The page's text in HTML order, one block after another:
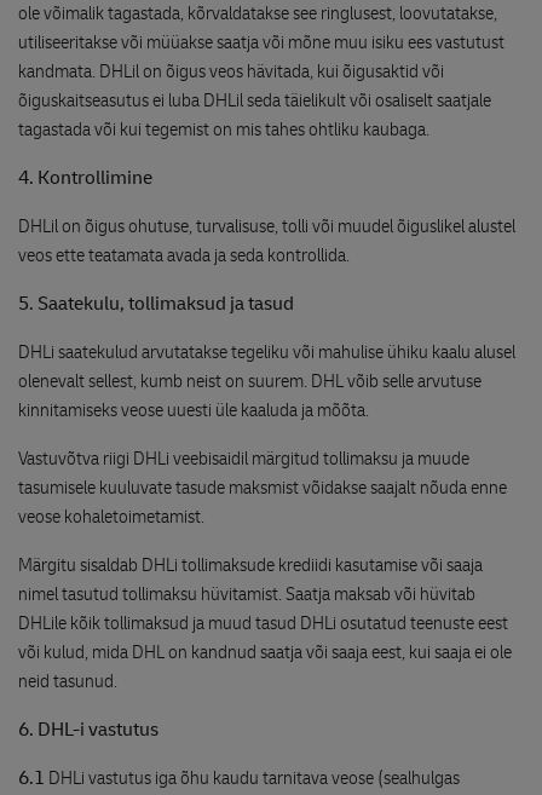
ole võimalik tagastada, kõrvaldatakse see ringlusest, loovutatakse,
utiliseeritakse või müüakse saatja või mõne muu isiku ees vastutust
kandmata. DHLil on õigus veos hävitada, kui õigusaktid või
õiguskaitseasutus ei luba DHLil seda täielikult või osaliselt saatjale
tagastada või kui tegemist on mis tahes ohtliku kaubaga.
4. Kontrollimine
DHLil on õigus ohutuse, turvalisuse, tolli või muudel õiguslikel alustel
veos ette teatamata avada ja seda kontrollida.
5. Saatekulu, tollimaksud ja tasud
DHLi saatekulud arvutatakse tegeliku või mahulise ühiku kaalu alusel
olenevalt sellest, kumb neist on suurem. DHL võib selle arvutuse
kinnitamiseks veose uuesti üle kaaluda ja mõõta.
Vastuvõtva riigi DHLi veebisaidil märgitud tollimaksu ja muude
tasumisele kuuluvate tasude maksmist võidakse saajalt nõuda enne
veose kohaletoimetamist.
Märgitu sisaldab DHLi tollimaksude krediidi kasutamise või saaja
nimel tasutud tollimaksu hüvitamist. Saatja maksab või hüvitab
DHLile kõik tollimaksud ja muud tasud DHLi osutatud teenuste eest
või kulud, mida DHL on kandnud saatja või saaja eest, kui saaja ei ole
neid tasunud.
6. DHL-i vastutus
6.1 DHLi vastutus iga õhu kaudu tarnitava veose (sealhulgas